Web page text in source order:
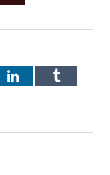
LinkedInTumblr